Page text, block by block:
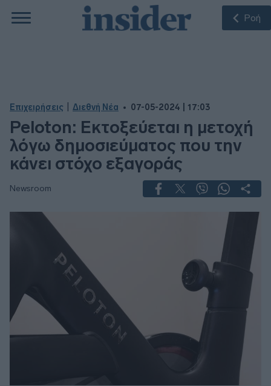
Ροή
Επιχειρήσεις Διεθνή Νέα 07-05-2024 | 17:03
Peloton: Εκτοξεύεται η μετοχή
λόγω δημοσιεύματος που την
κάνει στόχο εξαγοράς
Newsroom